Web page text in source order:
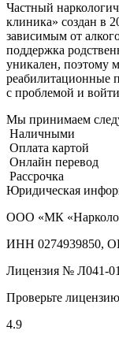
Частный
клиника» создан в
зависимым от
поддержка
уникален, поэтому
реабилитационные
с проблемой и
Мы принимаем
Наличными
Оплата картой
Онлайн перевод
Рассрочка
Юридическая
ООО «МК
ИНН 0274939850,
Лицензия № Л041-
Проверьте
4.9